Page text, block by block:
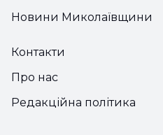
Новини Миколаївщини
Контакти
Про нас
Редакційна політика